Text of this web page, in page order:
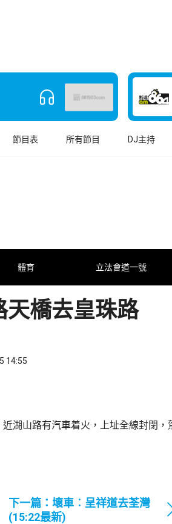
節目表 所有節目 DJ主持
體育 立法會道一號
天橋去皇珠路
14:55
湖山路有汽車着火，上址全線封閉，
下一篇：壞車︰呈祥道去荃灣
(15:22最新)